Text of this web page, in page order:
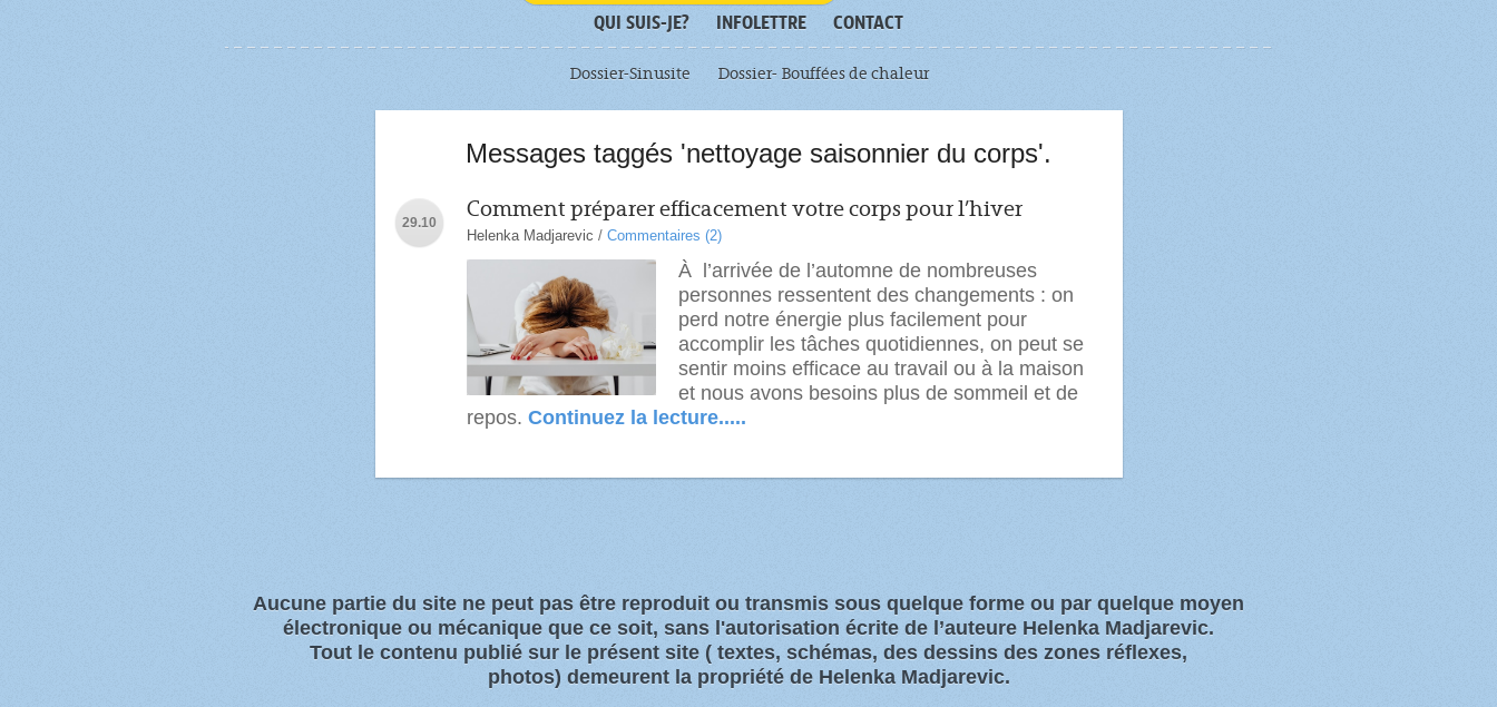
QUI SUIS-JE?
INFOLETTRE CONTACT
Dossier-Sinusite Dossier- Bouffées de chaleur
Messages taggés 'nettoyage saisonnier du corps'.
29.10
Comment préparer efficacement votre corps pour l’hiver
Helenka Madjarevic / Commentaires (2)
À l’arrivée de l’automne de nombreuses
personnes ressentent des changements : on
perd notre énergie plus facilement pour
accomplir les tâches quotidiennes, on peut se
sentir moins efficace au travail ou à la maison
et nous avons besoins plus de sommeil et de
repos. Continuez la lecture.....
Aucune partie du site ne peut pas être reproduit ou transmis sous quelque forme ou par quelque moyen
électronique ou mécanique que ce soit, sans l'autorisation écrite de l’auteure Helenka Madjarevic.
Tout le contenu publié sur le présent site ( textes, schémas, des dessins des zones réflexes,
photos) demeurent la propriété de Helenka Madjarevic.